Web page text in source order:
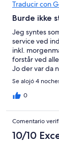
Traducir con
Burde ikke
Jeg syntes
service ved
inkl.
forstår ved
Jo der var da
morgenmad
Se alojó 4
0
Comentario
10/10